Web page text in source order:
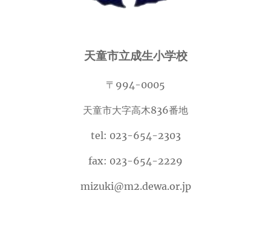
天童市立成生小学校
〒994-0005
天童市大字高木836番地
tel: 023-654-2303
fax: 023-654-2229
mizuki@m2.dewa.or.jp